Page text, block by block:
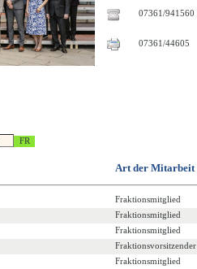
07361/941560
07361/44605
Art der Mitarbeit
Fraktionsmitglied
Fraktionsmitglied
Fraktionsmitglied
Fraktionsvorsitzender
Fraktionsmitglied